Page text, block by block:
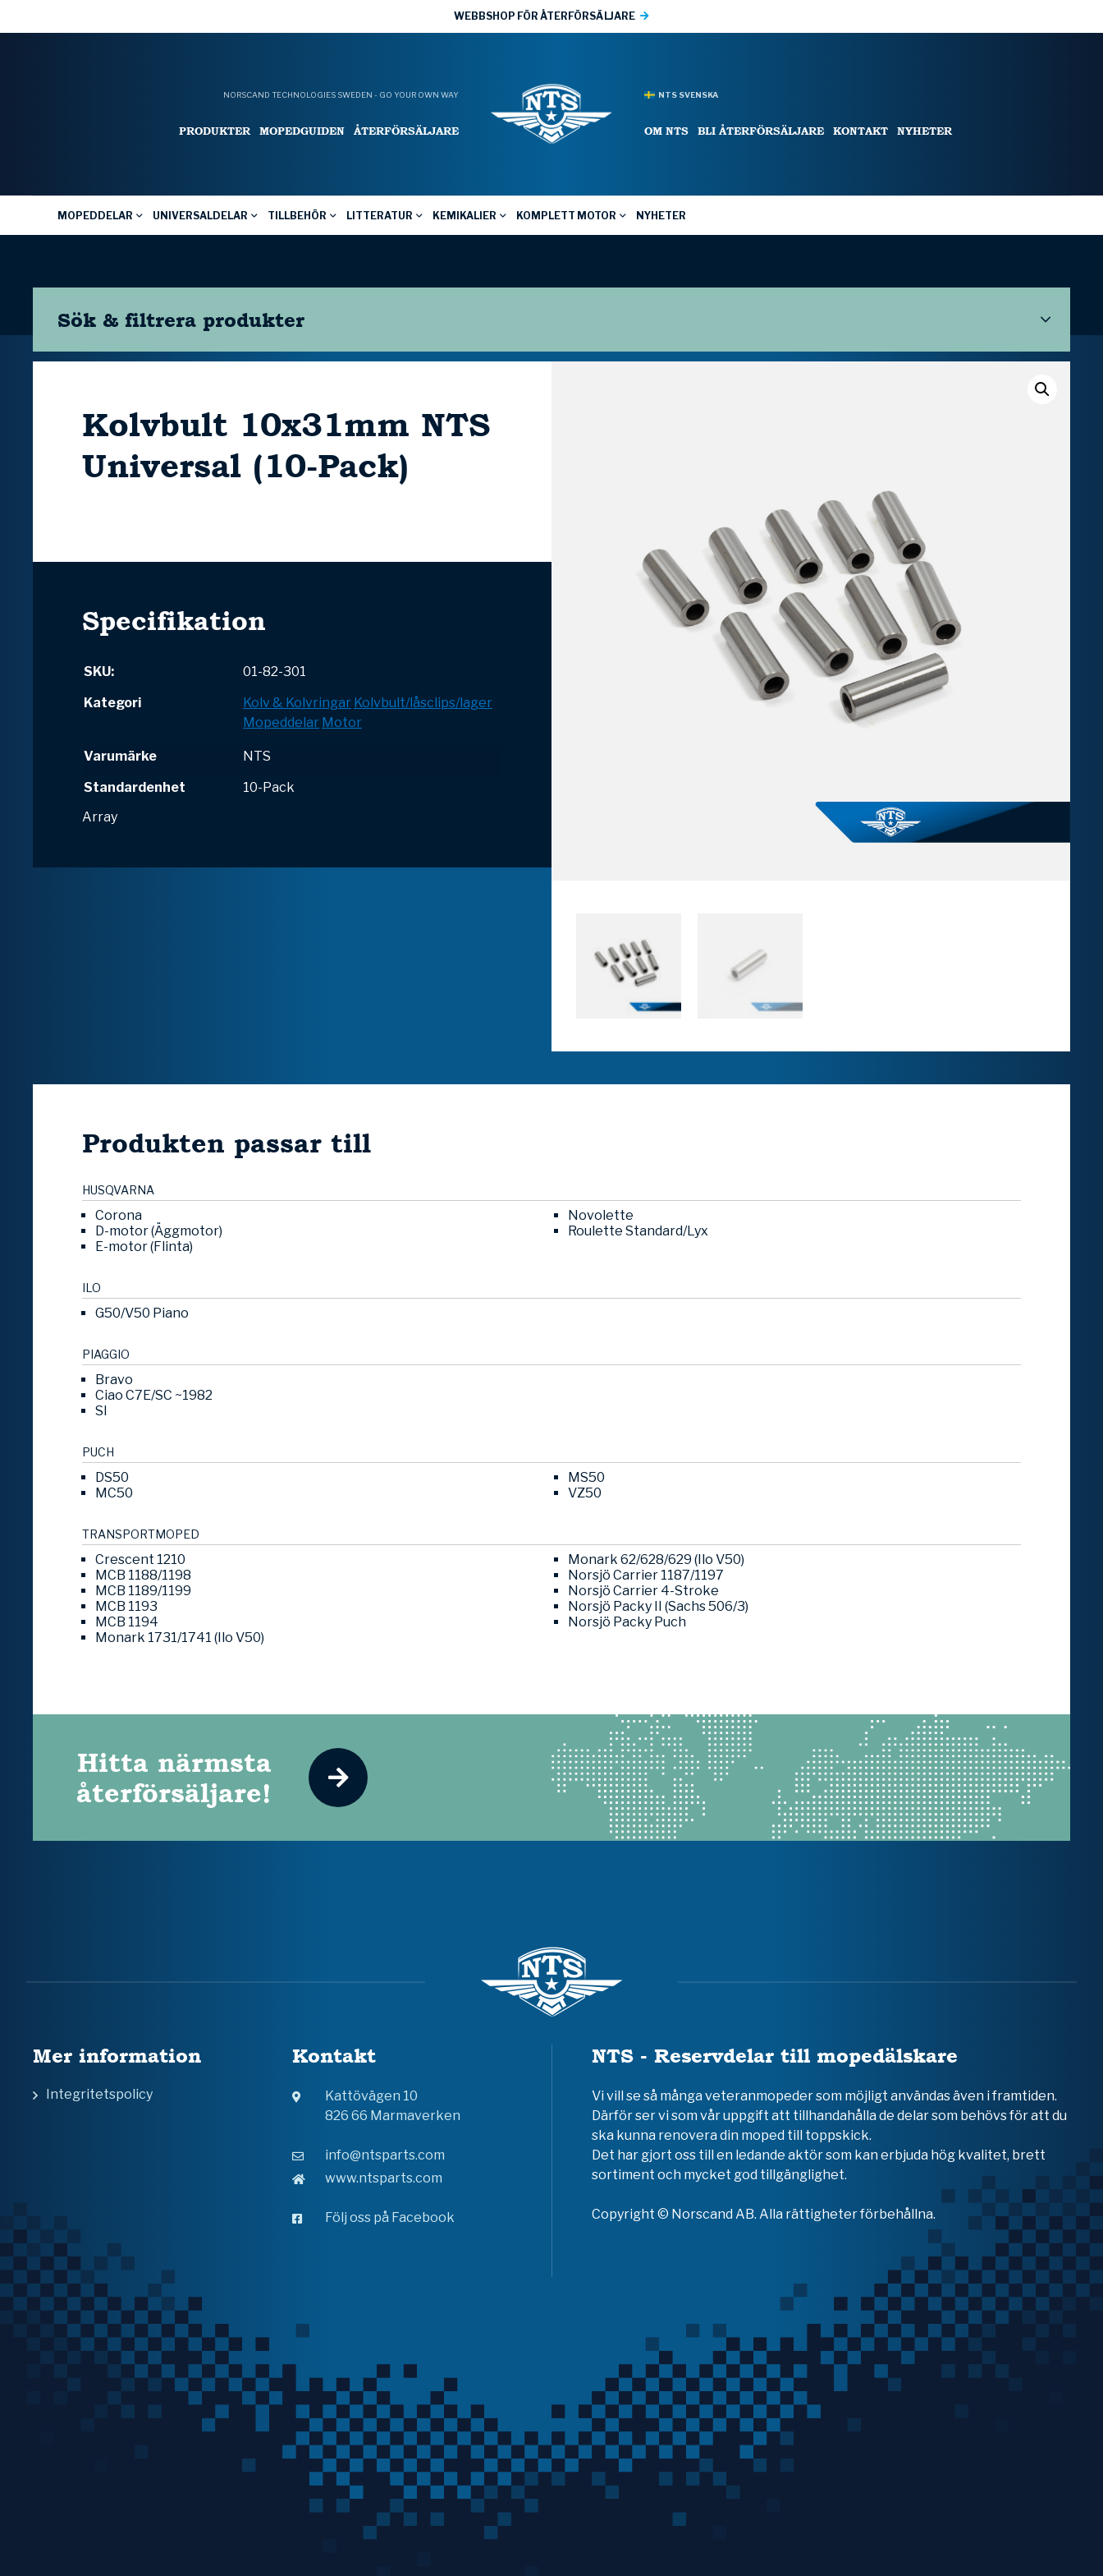
WEBBSHOP FÖR ÅTERFÖRSÄLJARE
NORSCAND TECHNOLOGIES SWEDEN - GO YOUR OWN WAY
PRODUKTER MOPEDGUIDEN ÅTERFÖRSÄLJARE
NTS SVENSKA
OM NTS BLI ÅTERFÖRSÄLJARE KONTAKT NYHETER
MOPEDDELAR UNIVERSALDELAR TILLBEHÖR LITTERATUR KEMIKALIER KOMPLETT MOTOR NYHETER
Sök & filtrera produkter
Kolvbult 10x31mm NTS
Universal (10-Pack)
Specifikation
SKU:
01-82-301
Kategori
Kolv & Kolvringar Kolvbult/låsclips/lager
Mopeddelar Motor
Varumärke
NTS
Standardenhet
10-Pack
Array
Produkten passar till
HUSQVARNA
Corona
D-motor (Äggmotor)
E-motor (Flinta)
Novolette
Roulette Standard/Lyx
ILO
G50/V50 Piano
PIAGGIO
Bravo
Ciao C7E/SC ~1982
SI
PUCH
DS50
MC50
MS50
VZ50
TRANSPORTMOPED
Crescent 1210
MCB 1188/1198
MCB 1189/1199
MCB 1193
MCB 1194
Monark 1731/1741 (Ilo V50)
Monark 62/628/629 (Ilo V50)
Norsjö Carrier 1187/1197
Norsjö Carrier 4-Stroke
Norsjö Packy II (Sachs 506/3)
Norsjö Packy Puch
Hitta närmsta
återförsäljare!
Mer information
Integritetspolicy
Kontakt
Kattövägen 10
826 66 Marmaverken
info@ntsparts.com
www.ntsparts.com
Följ oss på Facebook
NTS - Reservdelar till mopedälskare
Vi vill se så många veteranmopeder som möjligt användas även i framtiden.
Därför ser vi som vår uppgift att tillhandahålla de delar som behövs för att du
ska kunna renovera din moped till toppskick.
Det har gjort oss till en ledande aktör som kan erbjuda hög kvalitet, brett
sortiment och mycket god tillgänglighet.
Copyright © Norscand AB. Alla rättigheter förbehållna.